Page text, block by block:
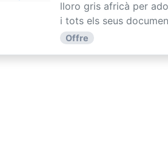
lloro gris africà per
i tots els seus
Offre